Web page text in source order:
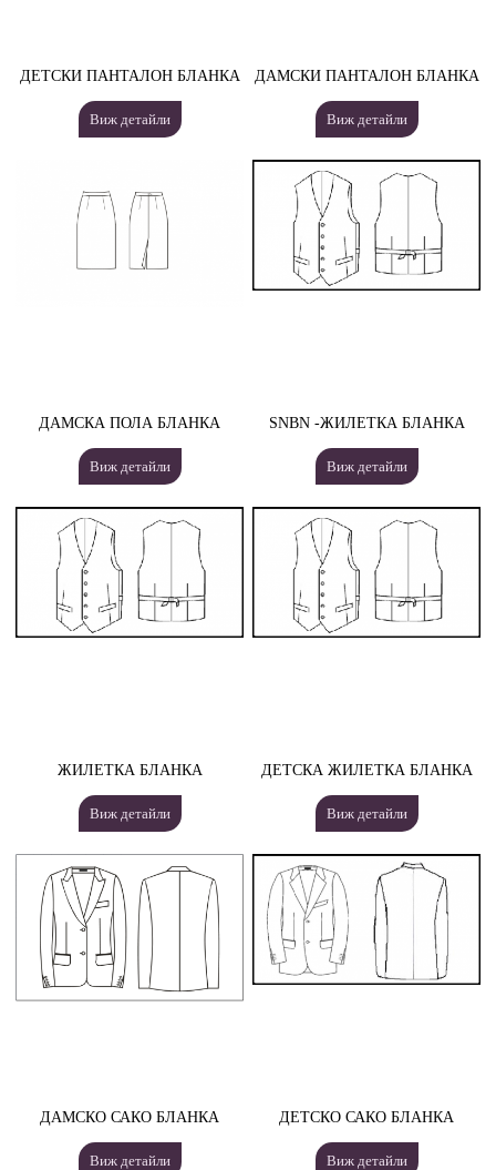
ДЕТСКИ ПАНТАЛОН БЛАНКА
Виж детайли
ДАМСКИ ПАНТАЛОН БЛАНКА
Виж детайли
ДАМСКА ПОЛА БЛАНКА
Виж детайли
SNBN -ЖИЛЕТКА БЛАНКА
Виж детайли
ЖИЛЕТКА БЛАНКА
Виж детайли
ДЕТСКА ЖИЛЕТКА БЛАНКА
Виж детайли
ДАМСКО САКО БЛАНКА
Виж детайли
ДЕТСКО САКО БЛАНКА
Виж детайли